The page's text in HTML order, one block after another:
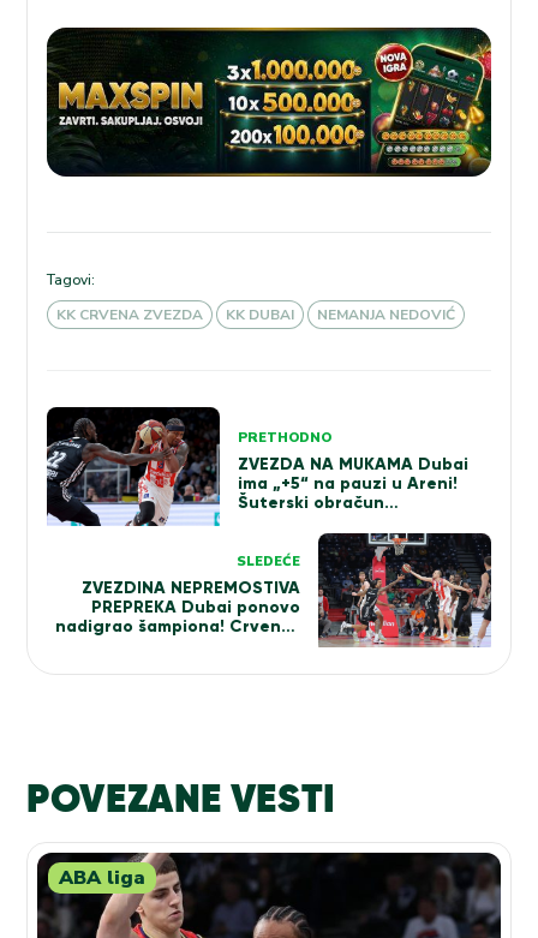
Tagovi:
KK CRVENA ZVEZDA
KK DUBAI NEMANJA NEDOVIĆ
Kretanje
članka
PRETHODNO
ZVEZDA NA MUKAMA Dubai
ima „+5“ na pauzi u Areni!
Šuterski obračun
SLEDEĆE
ZVEZDINA NEPREMOSTIVA
PREPREKA Dubai ponovo
nadigrao šampiona! Crveno-
POVEZANE VESTI
ABA liga